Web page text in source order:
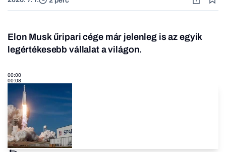
Elon Musk űripari cége már jelenleg is az egyik
legértékesebb vállalat a világon.
00:00
00:08